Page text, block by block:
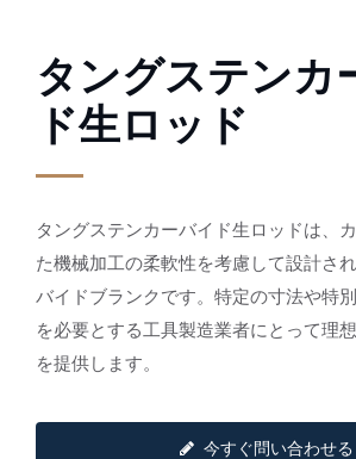
タングステンカ
ド生ロッド
タングステンカーバイド生ロッドは、
た機械加工の柔軟性を考慮して設計さ
バイドブランクです。特定の寸法や特
を必要とする工具製造業者にとって理
を提供します。
今すぐ問い合わせる